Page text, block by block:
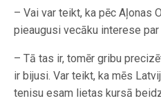
– Vai var teikt, ka pēc Aļonas
pieaugusi vecāku interese
– Tā tas ir, tomēr gribu
ir bijusi. Var teikt, ka mēs
tenisu esam lietas kursā